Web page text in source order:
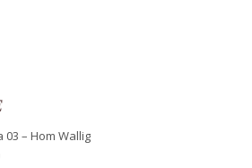
03 – Hom Wallig